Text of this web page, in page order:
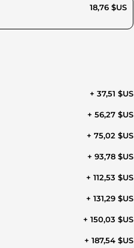
18,76 $US
+ 37,51 $US
+ 56,27 $US
+ 75,02 $US
+ 93,78 $US
+ 112,53 $US
+ 131,29 $US
+ 150,03 $US
+ 187,54 $US